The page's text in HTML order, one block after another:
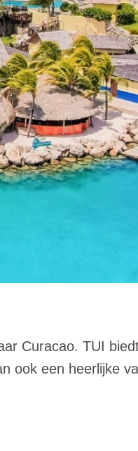
Curacao. TUI
ook een heerlijke